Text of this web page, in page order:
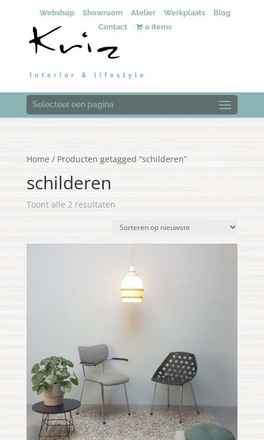
Webshop Showroom Atelier Werkplaats
Blog
Contact
0 items
Selecteer een pagina
Home / Producten getagged “schilderen”
schilderen
Toont alle 2 resultatenGesorteerd
nieuwste